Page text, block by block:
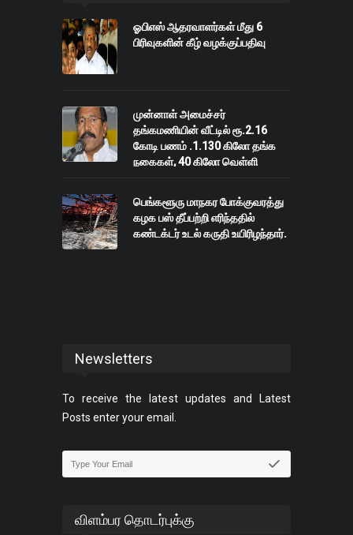
ஓபிஎஸ் ஆதரவாளர்கள் மீது 6
பிரிவுகளின் கீழ் வழக்குப்பதிவு
முன்னாள் அமைச்சர்
தங்கமணியின் வீட்டில் ரூ.2.16
கோடி பணம் .1.130 கிலோ தங்க
நகைகள், 40 கிலோ வெள்ளி
பெங்களூரு மாநகர போக்குவரத்து
கழக பஸ் தீப்பற்றி எரிந்ததில்
கண்டக்டர் உடல் கருதி உயிரிழந்தார்.
Newsletters
To receive the latest updates and Latest
Posts enter your email.
விளம்பர தொடர்புக்கு